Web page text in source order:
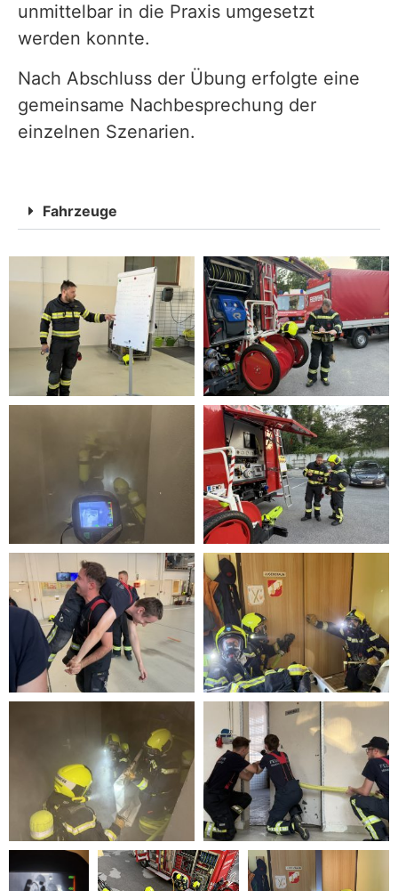
unmittelbar in die Praxis umgesetzt
werden konnte.
Nach Abschluss der Übung erfolgte eine
gemeinsame Nachbesprechung der
einzelnen Szenarien.
Fahrzeuge